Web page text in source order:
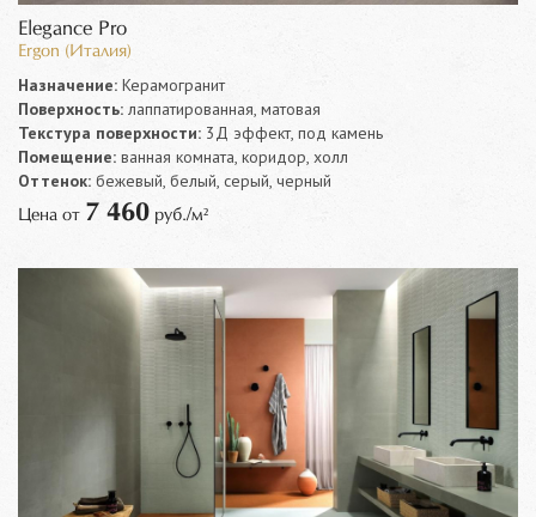
Elegance Pro
Ergon (Италия)
Назначение: Керамогранит
Поверхность: лаппатированная, матовая
Текстура поверхности: 3Д эффект, под камень
Помещение: ванная комната, коридор, холл
Оттенок: бежевый, белый, серый, черный
Цена от 7 460 руб./м²